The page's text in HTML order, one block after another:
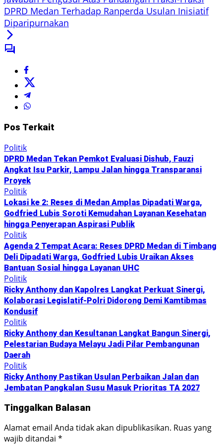
DPRD Medan Terhadap Ranperda Usulan Inisiatif
Diparipurnakan
Pos Terkait
Politik
DPRD Medan Tekan Pemkot Evaluasi Dishub, Fauzi
Angkat Isu Parkir, Lampu Jalan hingga Transparansi
Proyek
Politik
Lokasi ke 2: Reses di Medan Amplas Dipadati Warga,
Godfried Lubis Soroti Kemudahan Layanan Kesehatan
hingga Penyerapan Aspirasi Publik
Politik
Agenda 2 Tempat Acara: Reses DPRD Medan di Timbang
Deli Dipadati Warga, Godfried Lubis Uraikan Akses
Bantuan Sosial hingga Layanan UHC
Politik
Ricky Anthony dan Kapolres Langkat Perkuat Sinergi,
Kolaborasi Legislatif-Polri Didorong Demi Kamtibmas
Kondusif
Politik
Ricky Anthony dan Kesultanan Langkat Bangun Sinergi,
Pelestarian Budaya Melayu Jadi Pilar Pembangunan
Daerah
Politik
Ricky Anthony Pastikan Usulan Perbaikan Jalan dan
Jembatan Pangkalan Susu Masuk Prioritas TA 2027
Tinggalkan Balasan
Alamat email Anda tidak akan dipublikasikan. Ruas yang
wajib ditandai *